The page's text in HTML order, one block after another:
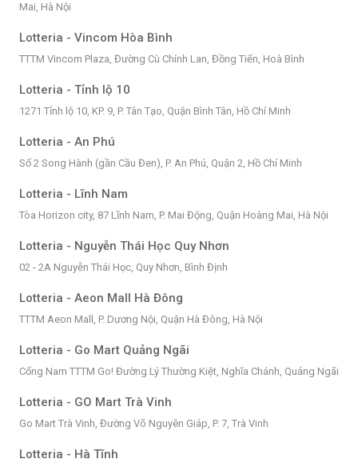
Mai, Hà Nội
Lotteria - Vincom Hòa Bình
TTTM Vincom Plaza, Đường Cù Chính Lan, Đồng Tiến, Hoà Bình
Lotteria - Tỉnh lộ 10
1271 Tỉnh lộ 10, KP. 9, P. Tân Tạo, Quận Bình Tân, Hồ Chí Minh
Lotteria - An Phú
Số 2 Song Hành (gần Cầu Đen), P. An Phú, Quận 2, Hồ Chí Minh
Lotteria - Lĩnh Nam
Tòa Horizon city, 87 Lĩnh Nam, P. Mai Động, Quận Hoàng Mai, Hà Nội
Lotteria - Nguyễn Thái Học Quy Nhơn
02 - 2A Nguyễn Thái Học, Quy Nhơn, Bình Định
Lotteria - Aeon Mall Hà Đông
TTTM Aeon Mall, P. Dương Nội, Quận Hà Đông, Hà Nội
Lotteria - Go Mart Quảng Ngãi
Cổng Nam TTTM Go! Đường Lý Thường Kiệt, Nghĩa Chánh, Quảng Ngãi
Lotteria - GO Mart Trà Vinh
Go Mart Trà Vinh, Đường Võ Nguyên Giáp, P. 7, Trà Vinh
Lotteria - Hà Tĩnh